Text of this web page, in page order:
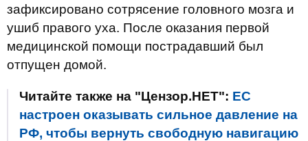
зафиксировано сотрясение головного мозга и
ушиб правого уха. После оказания первой
медицинской помощи пострадавший был
отпущен домой.
Читайте также на "Цензор.НЕТ": ЕС
настроен оказывать сильное давление на
РФ, чтобы вернуть свободную навигацию